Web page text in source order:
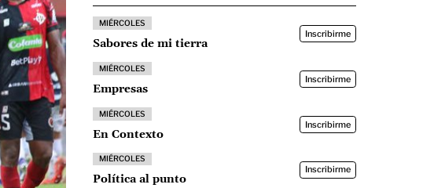
MIÉRCOLES
Sabores de mi tierra
Inscribirme
MIÉRCOLES
Empresas
Inscribirme
MIÉRCOLES
En Contexto
Inscribirme
MIÉRCOLES
Política al punto
Inscribirme